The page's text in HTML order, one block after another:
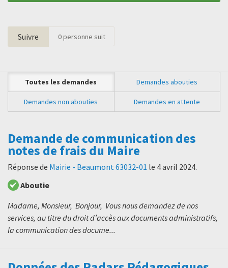
Suivre 0personne suit
Toutes les demandes Demandes abouties
Demandes non abouties Demandes en attente
Demande de communication des
notes de frais du Maire
Réponse de Mairie - Beaumont 63032-01 le 4 avril 2024.
Aboutie
Madame, Monsieur, Bonjour, Vous nous demandez de nos
services, au titre du droit d’accès aux documents administratifs,
la communication des docume...